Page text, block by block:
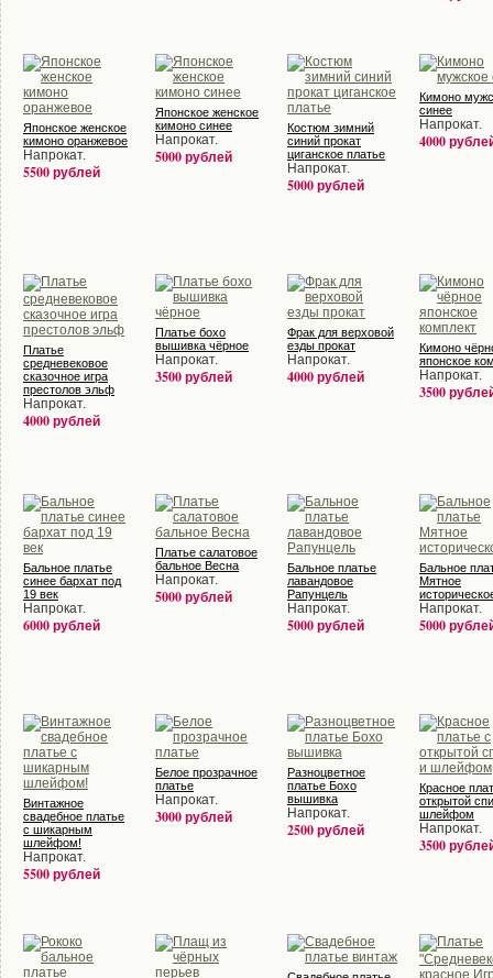
Японское женское
кимоно оранжевое
Напрокат.
5500 рублей
Японское женское
кимоно синее
Напрокат.
5000 рублей
Костюм зимний
синий прокат
циганское платье
Напрокат.
5000 рублей
Кимоно
синее
Напрокат.
4000
Платье
средневековое
сказочное игра
престолов эльф
Напрокат.
4000 рублей
Платье бохо
вышивка чёрное
Напрокат.
3500 рублей
Фрак для верховой
езды прокат
Напрокат.
4000 рублей
Кимоно
японское
Напрокат.
3500
Бальное платье
синее бархат под
19 век
Напрокат.
6000 рублей
Платье салатовое
бальное Весна
Напрокат.
5000 рублей
Бальное платье
лавандовое
Рапунцель
Напрокат.
5000 рублей
Бальное
Мятное
Напрокат.
5000
Винтажное
свадебное платье
с шикарным
шлейфом!
Напрокат.
5500 рублей
Белое прозрачное
платье
Напрокат.
3000 рублей
Разноцветное
платье Бохо
вышивка
Напрокат.
2500 рублей
Красное
открытой
шлейфом
Напрокат.
3500